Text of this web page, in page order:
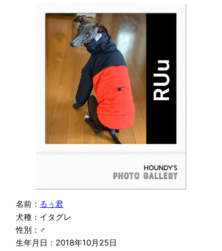
名前： るぅ君
犬種：イタグレ
性別：♂
生年月日：2018年10月25日